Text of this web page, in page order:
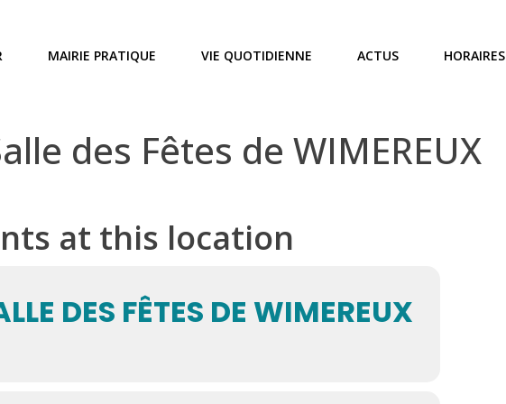
MAIRIE PRATIQUE VIE QUOTIDIENNE ACTUS HORAIRES
des Fêtes de WIMEREUX
at this location
DES FÊTES DE WIMEREUX